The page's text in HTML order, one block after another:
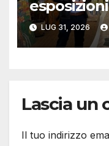
LUG 31, 2026
Lascia un
Il tuo indirizzo